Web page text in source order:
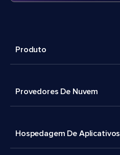
Produto
Provedores De Nuvem
Hospedagem De Aplicativos